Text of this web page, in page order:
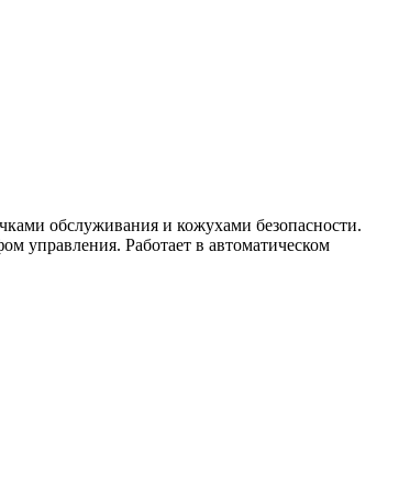
обслуживания и кожухами безопасности.
управления. Работает в автоматическом